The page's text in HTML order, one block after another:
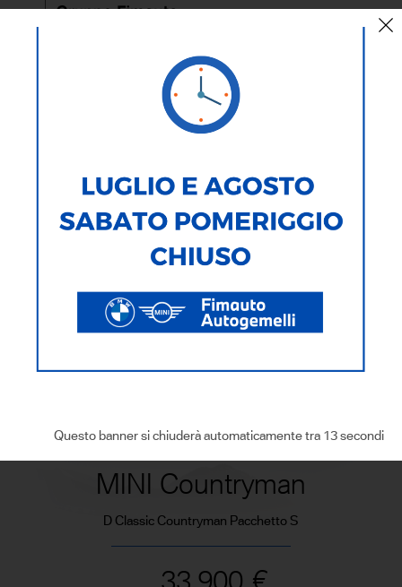
Questo banner si chiuderà automaticamente tra 12 secondi
MINI Countryman
D Classic Countryman Pacchetto S
33.900 €